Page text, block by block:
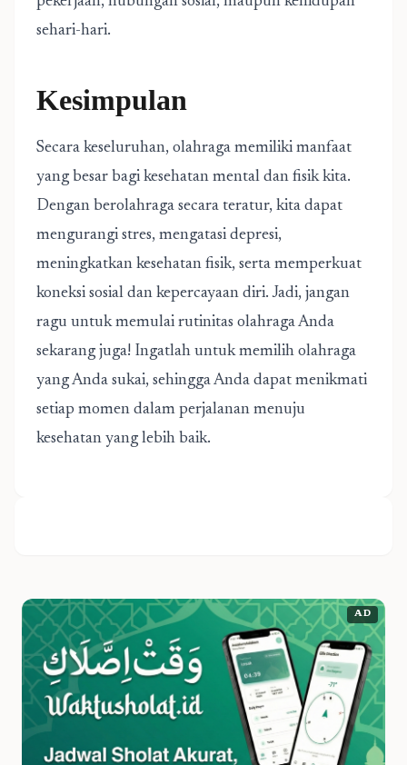
sehari-hari.
Kesimpulan
Secara keseluruhan, olahraga memiliki manfaat
yang besar bagi kesehatan mental dan fisik kita.
Dengan berolahraga secara teratur, kita dapat
mengurangi stres, mengatasi depresi,
meningkatkan kesehatan fisik, serta memperkuat
koneksi sosial dan kepercayaan diri. Jadi, jangan
ragu untuk memulai rutinitas olahraga Anda
sekarang juga! Ingatlah untuk memilih olahraga
yang Anda sukai, sehingga Anda dapat menikmati
setiap momen dalam perjalanan menuju
kesehatan yang lebih baik.
AD